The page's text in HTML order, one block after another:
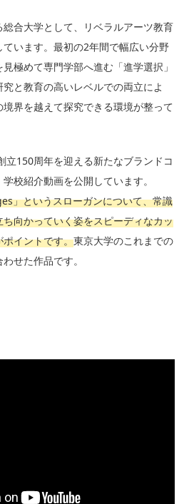
合大学として、リベラルアーツ教育
ています。最初の2年間で幅広い分野
極めて専門学部へ進む「進学選択」
と教育の高いレベルでの両立によ
界を越えて探究できる環境が整って
立150周年を迎える新たなブランドコ
校紹介動画を公開しています。
」というスローガンについて、常識
向かっていく姿をスピーディなカッ
イントです。東京大学のこれまでの
せた作品です。